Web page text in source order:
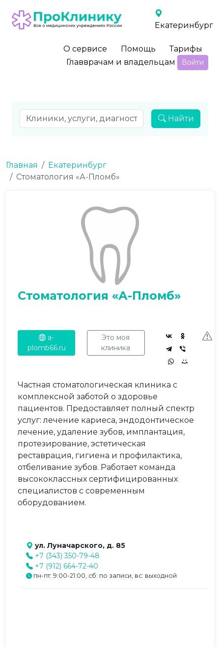
Екатеринбург
О сервисе Помощь
Тарифы
Главврачам и владельцам
Войти
Найти
Главная
Екатеринбург
Стоматология «А-Пломб»
Стоматология «А-Пломб»
a-
plomb66.ru
Это моя
клиника
Частная стоматологическая клиника с
комплексной заботой о здоровье
пациентов. Предоставляет полный спектр
услуг: лечение кариеса, эндодонтическое
лечение, удаление зубов, имплантация,
протезирование, эстетическая
реставрация, гигиена и профилактика,
отбеливание зубов. Работает команда
высококлассных сертифицированных
специалистов с современным
оборудованием.
ул. Луначарского, д. 85
+7 (343) 350-79-48
+7 (912) 664-72-40
пн-пт: 9:00-21:00, сб: по записи, вс: выходной